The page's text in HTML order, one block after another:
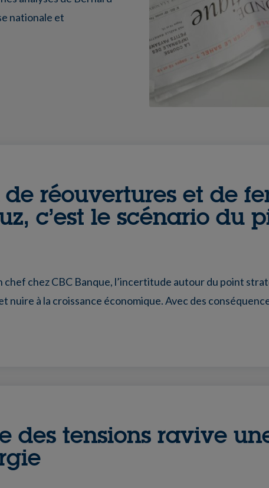
nationale et
de réouvertures et de
c’est le scénario du
chez CBC Banque, l’incertitude autour du point
nuire à la croissance économique. Avec des
des tensions ravive